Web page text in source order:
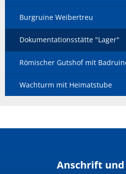
Burgruine Weibertreu
Dokumentationsstätte "Lager"
Römischer Gutshof mit
Wachturm mit Heimatstube
Anschrift